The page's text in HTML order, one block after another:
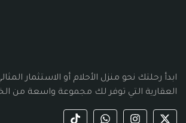
ابدأ رحلتك نحو منزل الأحلام أو الاستثمار
العقارية التي توفر لك مجموعة واسعة من